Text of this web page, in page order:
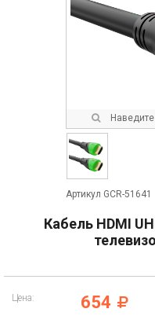
Артикул GCR-51641
Кабель HDMI
Цена: 654